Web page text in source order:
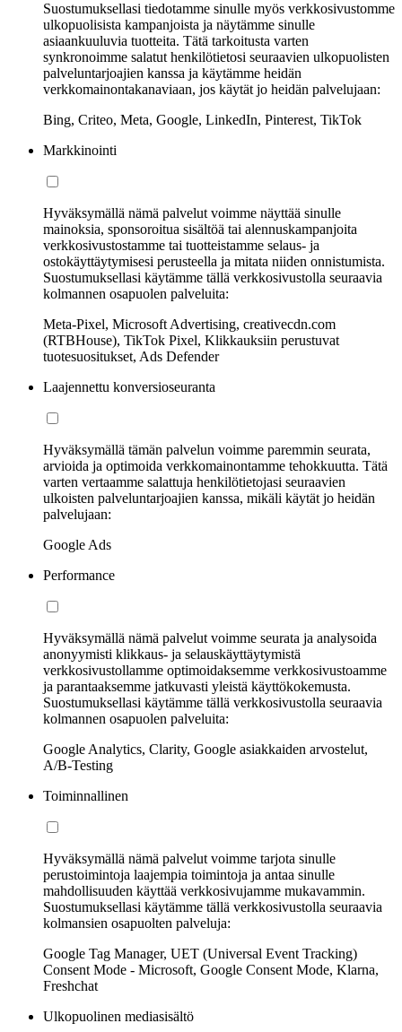
Suostumuksellasi tiedotamme sinulle myös verkkosivustomme
ulkopuolisista kampanjoista ja näytämme sinulle
asiaankuuluvia tuotteita. Tätä tarkoitusta varten
synkronoimme salatut henkilötietosi seuraavien ulkopuolisten
palveluntarjoajien kanssa ja käytämme heidän
verkkomainontakanaviaan, jos käytät jo heidän palvelujaan:
Bing, Criteo, Meta, Google, LinkedIn, Pinterest, TikTok
Markkinointi
Hyväksymällä nämä palvelut voimme näyttää sinulle
mainoksia, sponsoroitua sisältöä tai alennuskampanjoita
verkkosivustostamme tai tuotteistamme selaus- ja
ostokäyttäytymisesi perusteella ja mitata niiden onnistumista.
Suostumuksellasi käytämme tällä verkkosivustolla seuraavia
kolmannen osapuolen palveluita:
Meta-Pixel, Microsoft Advertising, creativecdn.com
(RTBHouse), TikTok Pixel, Klikkauksiin perustuvat
tuotesuositukset, Ads Defender
Laajennettu konversioseuranta
Hyväksymällä tämän palvelun voimme paremmin seurata,
arvioida ja optimoida verkkomainontamme tehokkuutta. Tätä
varten vertaamme salattuja henkilötietojasi seuraavien
ulkoisten palveluntarjoajien kanssa, mikäli käytät jo heidän
palvelujaan:
Google Ads
Performance
Hyväksymällä nämä palvelut voimme seurata ja analysoida
anonyymisti klikkaus- ja selauskäyttäytymistä
verkkosivustollamme optimoidaksemme verkkosivustoamme
ja parantaaksemme jatkuvasti yleistä käyttökokemusta.
Suostumuksellasi käytämme tällä verkkosivustolla seuraavia
kolmannen osapuolen palveluita:
Google Analytics, Clarity, Google asiakkaiden arvostelut,
A/B-Testing
Toiminnallinen
Hyväksymällä nämä palvelut voimme tarjota sinulle
perustoimintoja laajempia toimintoja ja antaa sinulle
mahdollisuuden käyttää verkkosivujamme mukavammin.
Suostumuksellasi käytämme tällä verkkosivustolla seuraavia
kolmansien osapuolten palveluja:
Google Tag Manager, UET (Universal Event Tracking)
Consent Mode - Microsoft, Google Consent Mode, Klarna,
Freshchat
Ulkopuolinen mediasisältö